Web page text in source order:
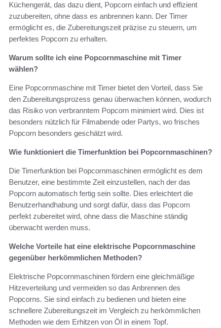
Küchengerät, das dazu dient, Popcorn einfach und effizient
zuzubereiten, ohne dass es anbrennen kann. Der Timer
ermöglicht es, die Zubereitungszeit präzise zu steuern, um
perfektes Popcorn zu erhalten.
Warum sollte ich eine Popcornmaschine mit Timer
wählen?
Eine Popcornmaschine mit Timer bietet den Vorteil, dass Sie
den Zubereitungsprozess genau überwachen können, wodurch
das Risiko von verbranntem Popcorn minimiert wird. Dies ist
besonders nützlich für Filmabende oder Partys, wo frisches
Popcorn besonders geschätzt wird.
Wie funktioniert die Timerfunktion bei Popcornmaschinen?
Die Timerfunktion bei Popcornmaschinen ermöglicht es dem
Benutzer, eine bestimmte Zeit einzustellen, nach der das
Popcorn automatisch fertig sein sollte. Dies erleichtert die
Benutzerhandhabung und sorgt dafür, dass das Popcorn
perfekt zubereitet wird, ohne dass die Maschine ständig
überwacht werden muss.
Welche Vorteile hat eine elektrische Popcornmaschine
gegenüber herkömmlichen Methoden?
Elektrische Popcornmaschinen fördern eine gleichmäßige
Hitzeverteilung und vermeiden so das Anbrennen des
Popcorns. Sie sind einfach zu bedienen und bieten eine
schnellere Zubereitungszeit im Vergleich zu herkömmlichen
Methoden wie dem Erhitzen von Öl in einem Topf.